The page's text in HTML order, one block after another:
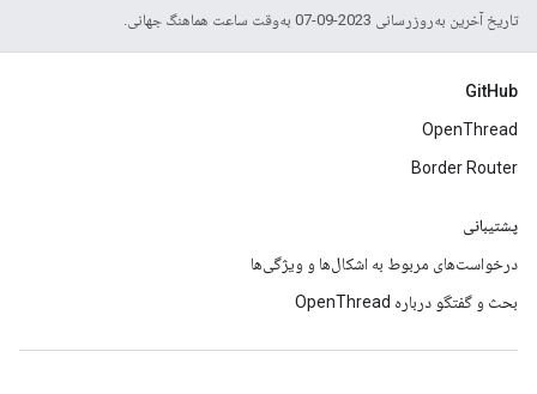
تاریخ آخرین به‌روزرسانی 2023-09-07 به‌وقت ساعت هماهنگ جهانی.
GitHub
OpenThread
Border Router
پشتیبانی
درخواست‌های مربوط به اشکال‌ها و ویژگی‌ها
بحث و گفتگو درباره OpenThread